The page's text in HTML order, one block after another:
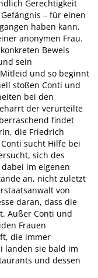
Gerechtigkeit
– für einen
haben kann.
anonymen Frau.
Beweis
sein
und so beginnt
stoßen Conti und
bei den
der verurteilte
findet
die Friedrich
sucht Hilfe bei
sich des
im eigenen
an, nicht zuletzt
von
daran, dass die
Außer Conti und
Frauen
die immer
landen sie bald im
und dessen